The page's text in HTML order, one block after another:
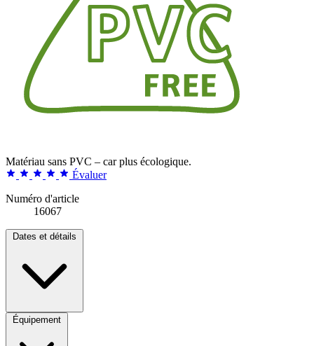
Matériau sans PVC – car plus écologique.
Évaluer
Numéro d'article
16067
Dates et détails
Équipement